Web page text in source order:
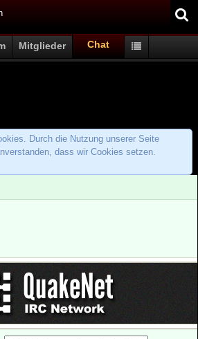
Mitglieder Chat
Durch die Nutzung unserer Seite
dass wir Cookies setzen.